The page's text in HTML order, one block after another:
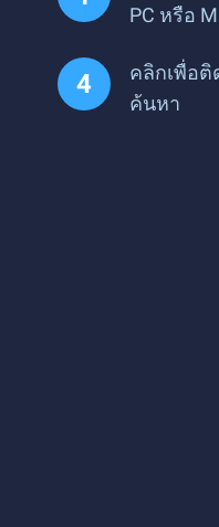
PC หรือ
คลิกเพื่อติ
ค้นหา